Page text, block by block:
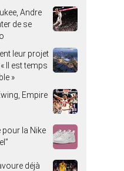
Andre
de se
leur projet
Il est temps
»
Empire
pour la Nike
déjà